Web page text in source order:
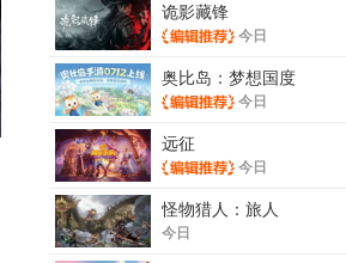
诡影藏锋
今日
奥比岛：梦想国度
今日
远征
今日
怪物猎人：旅人
今日